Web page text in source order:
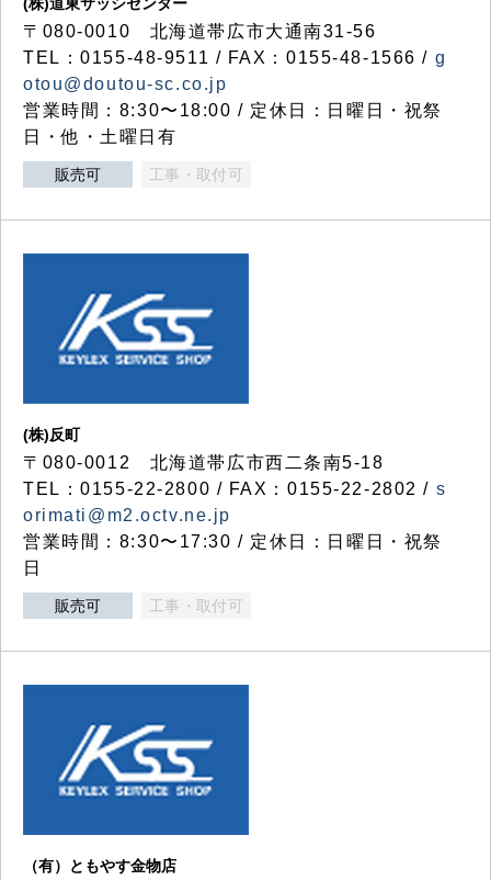
〒080-0010 北海道帯広市大通南31-56
TEL：0155-48-9511 / FAX：0155-48-1566 / g
otou@doutou-sc.co.jp
営業時間：8:30〜18:00 / 定休日：日曜日・祝祭
日・他・土曜日有
販売可 工事・取付可
(株)反町
〒080-0012 北海道帯広市西二条南5-18
TEL：0155-22-2800 / FAX：0155-22-2802 / s
orimati@m2.octv.ne.jp
営業時間：8:30〜17:30 / 定休日：日曜日・祝祭
日
販売可 工事・取付可
（有）ともやす金物店